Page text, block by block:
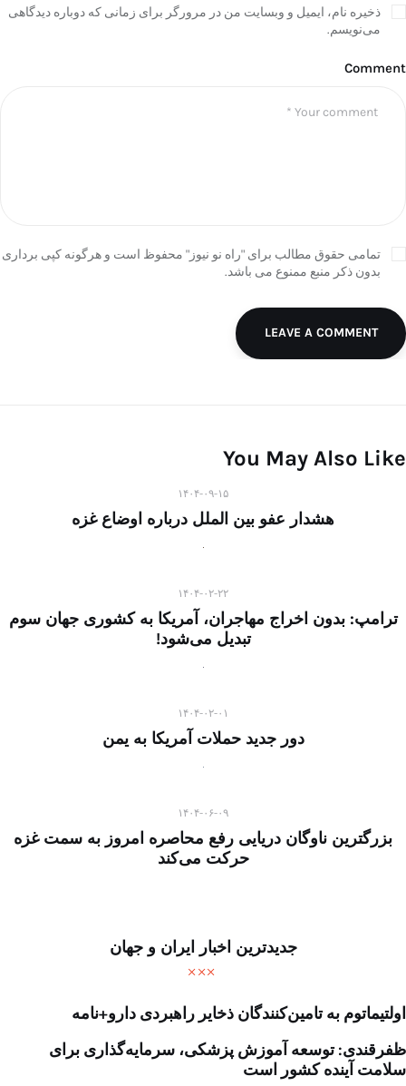
ذخیره نام، ایمیل و وبسایت من در مرورگر برای زمانی که دوباره دیدگاهی
می‌نویسم.
Comment
تمامی حقوق مطالب برای "راه نو نیوز" محفوظ است و هرگونه کپی برداری
بدون ذکر منبع ممنوع می باشد.
LEAVE A COMMENT
You May Also Like
۱۴۰۴-۰۹-۱۵
هشدار عفو بین الملل درباره اوضاع غزه
۱۴۰۴-۰۲-۲۲
ترامپ: بدون اخراج مهاجران، آمریکا به کشوری جهان سوم
تبدیل می‌شود!
۱۴۰۴-۰۲-۰۱
دور جدید حملات آمریکا به یمن
۱۴۰۴-۰۶-۰۹
بزرگترین ناوگان دریایی رفع محاصره امروز به سمت غزه
حرکت می‌کند
جدیدترین اخبار ایران و جهان
اولتیماتوم به تامین‌کنندگان ذخایر راهبردی دارو+نامه
ظفرقندی: توسعه آموزش پزشکی، سرمایه‌گذاری برای
سلامت آینده کشور است